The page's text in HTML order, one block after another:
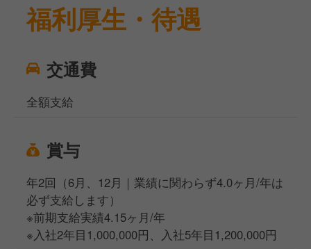
福利厚生・待遇
交通費
全額支給
賞与
年2回（6月、12月｜業績に関わらず4.0ヶ月/年は
必ず支給します）
※前期支給実績4.15ヶ月/年
※入社2年目1,000,000円、入社5年目1,200,000円